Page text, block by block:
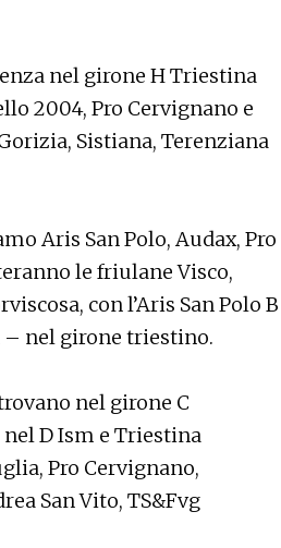
nel girone H Triestina
2004, Pro Cervignano e
Sistiana, Terenziana
Aris San Polo, Audax, Pro
le friulane Visco,
con l’Aris San Polo B
– nel girone triestino.
nel girone C
D Ism e Triestina
Pro Cervignano,
San Vito, TS&Fvg